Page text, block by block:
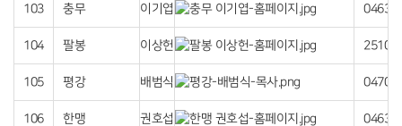
103 충무 이기엽 04631
104 팔봉 이상헌 25101
105 평강 배범식 04704
106 한맹 권호섭 04630